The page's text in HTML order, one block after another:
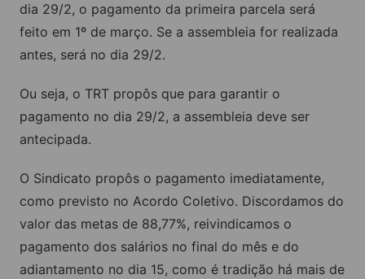
dia 29/2, o pagamento da primeira parcela será
feito em 1º de março. Se a assembleia for realizada
antes, será no dia 29/2.
Ou seja, o TRT propôs que para garantir o
pagamento no dia 29/2, a assembleia deve ser
antecipada.
O Sindicato propôs o pagamento imediatamente,
como previsto no Acordo Coletivo. Discordamos do
valor das metas de 88,77%, reivindicamos o
pagamento dos salários no final do mês e do
adiantamento no dia 15, como é tradição há mais de